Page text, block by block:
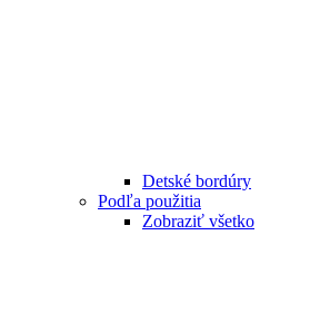
Detské bordúry
Podľa použitia
Zobraziť všetko